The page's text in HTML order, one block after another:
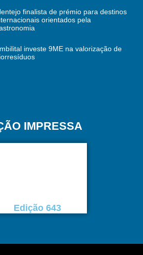
finalista de prémio para destinos
orientados pela
investe 9ME na valorização de
IMPRESSA
Edição 643